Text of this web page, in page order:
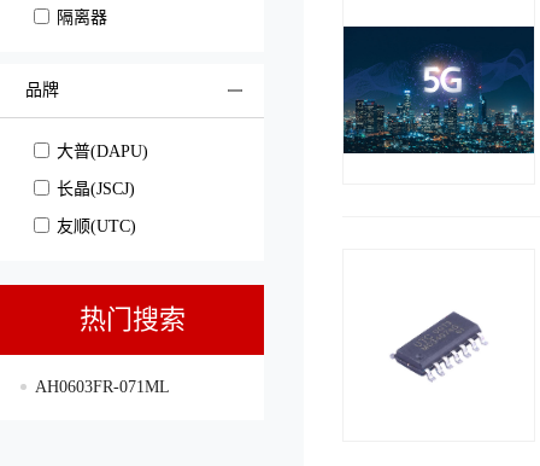
隔离器
品牌
大普(DAPU)
长晶(JSCJ)
友顺(UTC)
热门搜索
AH0603FR-071ML